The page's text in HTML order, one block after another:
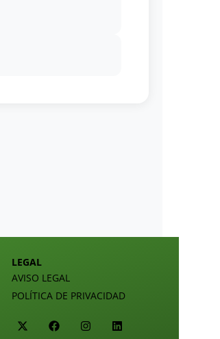
LEGAL
AVISO LEGAL
POLÍTICA DE PRIVACIDAD